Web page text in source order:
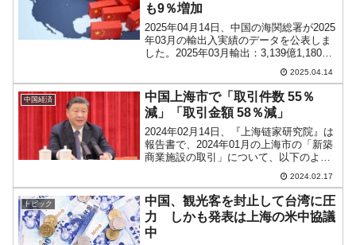
も9％増加
2025年04月14日、中国の海関総署が2025
年03月の輸出入実績のデータを公表しま
した。2025年03月輸出：3,139億1,180万
ドル （+12.9％）輸入：2,112億6,930万
ドル（-4.3％）貿易収支：1,026億4,250...
2025.04.14
中国経済
中国上海市で「取引件数 55％
減」「取引金額 58％減」
2024年02月14日、『上海链家研究院』は
報告書で、2024年01月の上海市の「新築
商業施設の取引」について、以下のよう
に書いています。新築商業施設取引件
数：3,786件（対前四半期比：-44％）
（対前年同月比：-55％）取引額：290
億...
2024.02.17
トピック
中国、観光客を封止して台湾に圧
力 しかも発表は上海の米中協議
中